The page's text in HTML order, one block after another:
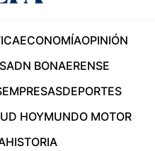
ECONOMÍAOPINIÓN
ADN BONAERENSE
EMPRESASDEPORTES
HOYMUNDO MOTOR
HISTORIA